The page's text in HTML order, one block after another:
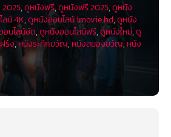
,ดูหนังฟรี,ดูหนังฟรี 2025,ดูหนัง
น์ 4K,ดูหนังออนไลน์ imovie hd,ดูหนัง
นไลน์ชัด,ดูหนังออนไลน์ฟรี,ดูหนังใหม่,ดู
รั่ง,หนังระทึกขวัญ, หนังสยองขวัญ, หนัง